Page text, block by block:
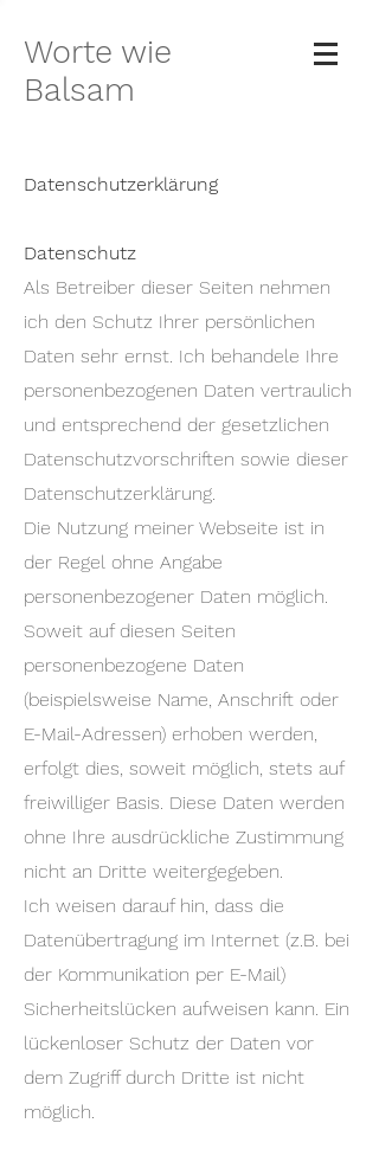
Worte wie
Balsam
Datenschutzerklärung
Datenschutz
Als Betreiber dieser Seiten nehmen
ich den Schutz Ihrer persönlichen
Daten sehr ernst. Ich behandele Ihre
personenbezogenen Daten vertraulich
und entsprechend der gesetzlichen
Datenschutzvorschriften sowie dieser
Datenschutzerklärung.
Die Nutzung meiner Webseite ist in
der Regel ohne Angabe
personenbezogener Daten möglich.
Soweit auf diesen Seiten
personenbezogene Daten
(beispielsweise Name, Anschrift oder
E-Mail-Adressen) erhoben werden,
erfolgt dies, soweit möglich, stets auf
freiwilliger Basis. Diese Daten werden
ohne Ihre ausdrückliche Zustimmung
nicht an Dritte weitergegeben.
Ich weisen darauf hin, dass die
Datenübertragung im Internet (z.B. bei
der Kommunikation per E-Mail)
Sicherheitslücken aufweisen kann. Ein
lückenloser Schutz der Daten vor
dem Zugriff durch Dritte ist nicht
möglich.